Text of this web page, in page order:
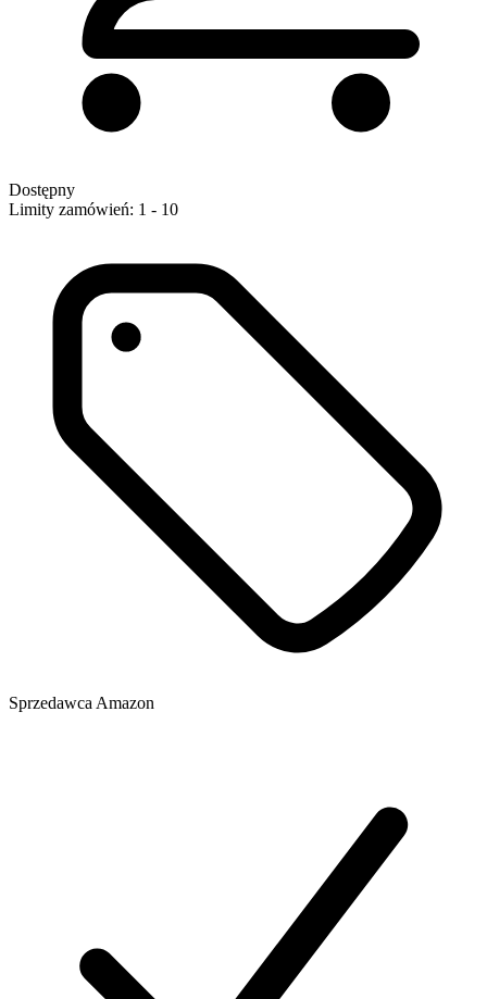
Dostępny
Limity zamówień: 1 - 10
Sprzedawca Amazon